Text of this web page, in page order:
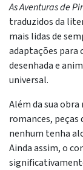
As Aventuras de
traduzidos da
mais lidas de
adaptações para
desenhada e
universal.
Além da sua
romances,
nenhum tenha
Ainda assim, o